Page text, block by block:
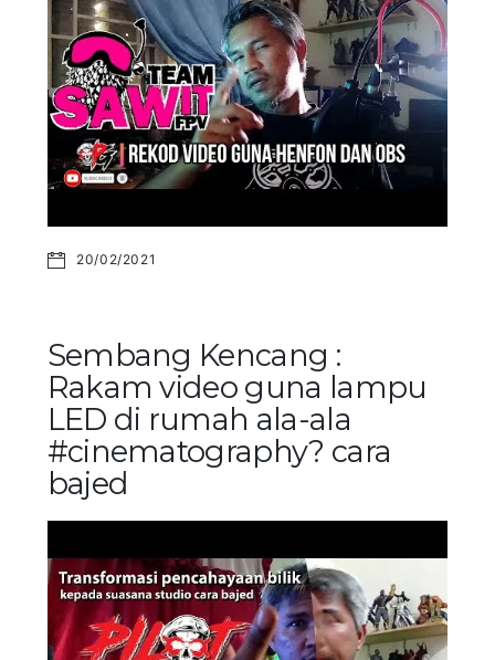
20/02/2021
Sembang Kencang :
Rakam video guna lampu
LED di rumah ala-ala
#cinematography? cara
bajed